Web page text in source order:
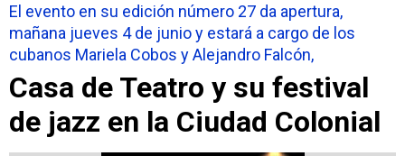
El evento en su edición número 27 da apertura,
mañana jueves 4 de junio y estará a cargo de los
cubanos Mariela Cobos y Alejandro Falcón,
Casa de Teatro y su festival
de jazz en la Ciudad Colonial